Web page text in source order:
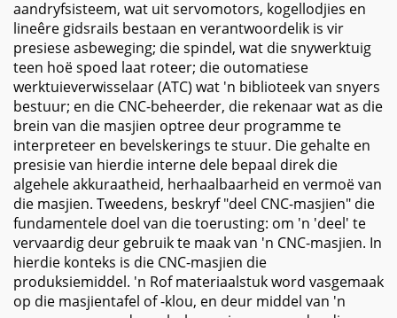
aandryfsisteem, wat uit servomotors, kogellodjies en
lineêre gidsrails bestaan en verantwoordelik is vir
presiese asbeweging; die spindel, wat die snywerktuig
teen hoë spoed laat roteer; die outomatiese
werktuieverwisselaar (ATC) wat 'n biblioteek van snyers
bestuur; en die CNC-beheerder, die rekenaar wat as die
brein van die masjien optree deur programme te
interpreteer en bevelskerings te stuur. Die gehalte en
presisie van hierdie interne dele bepaal direk die
algehele akkuraatheid, herhaalbaarheid en vermoë van
die masjien. Tweedens, beskryf "deel CNC-masjien" die
fundamentele doel van die toerusting: om 'n 'deel' te
vervaardig deur gebruik te maak van 'n CNC-masjien. In
hierdie konteks is die CNC-masjien die
produksiemiddel. 'n Rof materiaalstuk word vasgemaak
op die masjientafel of -klou, en deur middel van 'n